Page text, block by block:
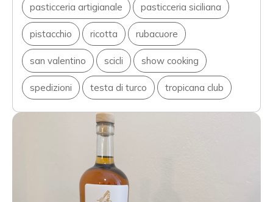
pasticceria artigianale pasticceria siciliana
pistacchio ricotta rubacuore
san valentino scicli show cooking
spedizioni testa di turco tropicana club